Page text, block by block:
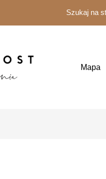
for:
Mapa